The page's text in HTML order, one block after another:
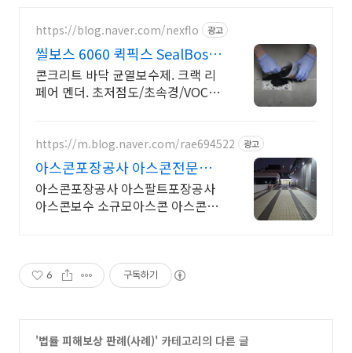
https://blog.naver.com/nexflo 광고
씰보스 6060 퀵픽스 SealBoss
6060
콘크리트 바닥 균열보수제. 크랙 리
페어 멘더. 초저점도/초속경/VOC
수
https://m.blog.naver.com/rae694522 광고
아스콘포장공사 아스콘전문업
체 아스콘스템프 시공 전문 업체
아스콘포장공사 아스팔트포장공사
아스콘보수 소규모아스콘 아스콘스
6 구독하기
'법률 피해보상 판례(사례)' 카테고리의 다른 글